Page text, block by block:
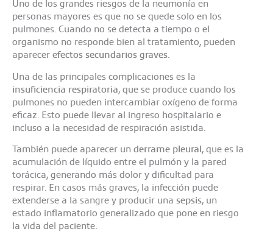
Uno de los grandes riesgos de la neumonía en
personas mayores es que no se quede solo en los
pulmones. Cuando no se detecta a tiempo o el
organismo no responde bien al tratamiento, pueden
aparecer efectos secundarios graves.
Una de las principales complicaciones es la
insuficiencia respiratoria, que se produce cuando los
pulmones no pueden intercambiar oxígeno de forma
eficaz. Esto puede llevar al ingreso hospitalario e
incluso a la necesidad de respiración asistida.
También puede aparecer un derrame pleural, que es la
acumulación de líquido entre el pulmón y la pared
torácica, generando más dolor y dificultad para
respirar. En casos más graves, la infección puede
extenderse a la sangre y producir una sepsis, un
estado inflamatorio generalizado que pone en riesgo
la vida del paciente.